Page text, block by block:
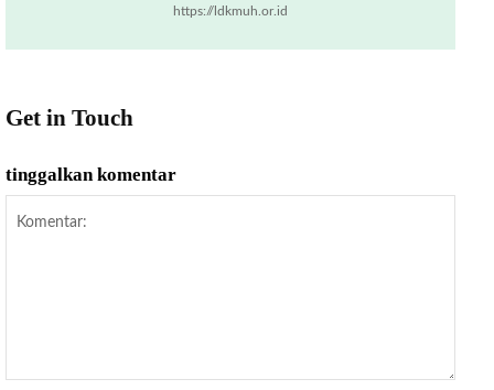
https://ldkmuh.or.id
Get in Touch
tinggalkan komentar